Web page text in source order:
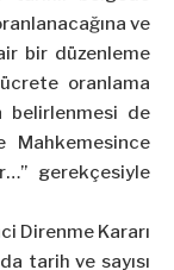
ve
bir düzenleme
oranlama
belirlenmesi de
Mahkemesince
gerekçesiyle
Direnme Kararı
tarih ve sayısı